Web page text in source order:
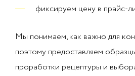
фиксируем цену в прайс-
Мы понимаем, как важно для
поэтому предоставляем
проработки рецептуры и